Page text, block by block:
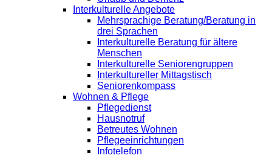
Interkulturelle Angebote
Mehrsprachige Beratung/Beratung in
drei Sprachen
Interkulturelle Beratung für ältere
Menschen
Interkulturelle Seniorengruppen
Interkultureller Mittagstisch
Seniorenkompass
Wohnen & Pflege
Pflegedienst
Hausnotruf
Betreutes Wohnen
Pflegeeinrichtungen
Infotelefon